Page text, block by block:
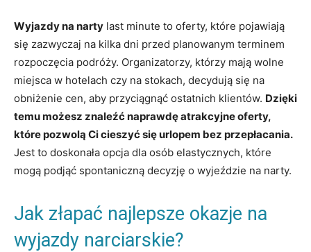
Wyjazdy na narty last minute to oferty, które pojawiają
się zazwyczaj na kilka dni przed planowanym terminem
rozpoczęcia podróży. Organizatorzy, którzy mają wolne
miejsca w hotelach czy na stokach, decydują się na
obniżenie cen, aby przyciągnąć ostatnich klientów. Dzięki
temu możesz znaleźć naprawdę atrakcyjne oferty,
które pozwolą Ci cieszyć się urlopem bez przepłacania.
Jest to doskonała opcja dla osób elastycznych, które
mogą podjąć spontaniczną decyzję o wyjeździe na narty.
Jak złapać najlepsze okazje na
wyjazdy narciarskie?